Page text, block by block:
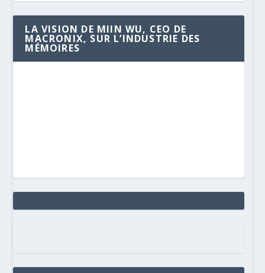
LA VISION DE MIIN WU, CEO DE
MACRONIX, SUR L’INDUSTRIE DES
MÉMOIRES